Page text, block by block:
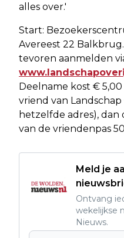
alles over.'
Start:
Avereest 22
tevoren aanmelden
Deelname kost €
vriend van
hetzelfde adres),
van de vriendenpas
Meld je
Ontvang
wekelijkse
Nieuws.